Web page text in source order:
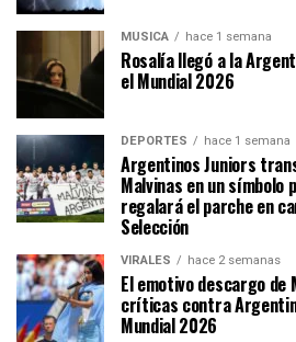
MÚSICA hace 1 semana
Rosalía llegó a la
el Mundial 2026
DEPORTES hace 1 semana
Argentinos Juniors
Malvinas en un símbolo
regalará el parche en
Selección
VIRALES hace 2 semanas
El emotivo descargo
críticas contra
Mundial 2026